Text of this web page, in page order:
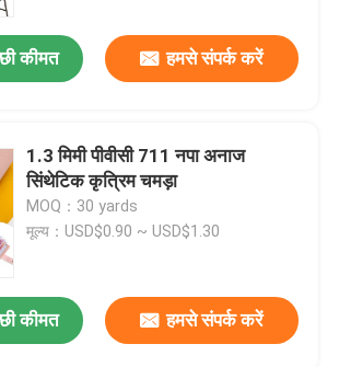
कीमत हमसे संपर्क करें
1.3 मिमी पीवीसी 711 नपा अनाज
सिंथेटिक कृत्रिम चमड़ा
MOQ：30 yards
मूल्य：USD$0.90 ~ USD$1.30
कीमत हमसे संपर्क करें